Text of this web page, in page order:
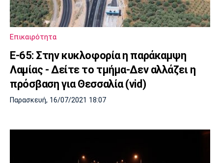
Επικαιρότητα
Ε-65: Στην κυκλοφορία η παράκαμψη
Λαμίας - Δείτε το τμήμα-Δεν αλλάζει η
πρόσβαση για Θεσσαλία (vid)
Παρασκευή, 16/07/2021 18:07